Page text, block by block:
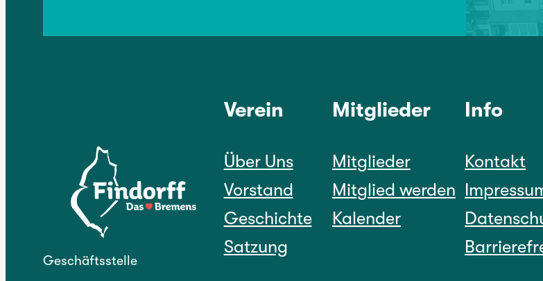
Geschäftsstelle
Verein
Über Uns
Vorstand
Geschichte
Satzung
Mitglieder
Mitglieder
Mitglied werden
Kalender
Info
Kontakt